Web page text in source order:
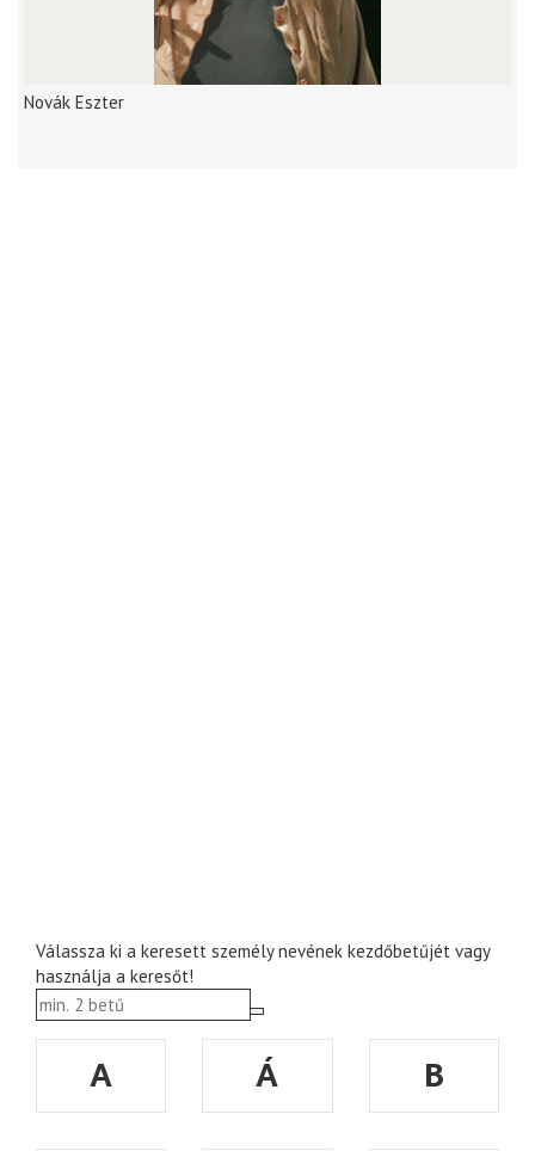
Novák Eszter
Válassza ki a keresett személy nevének kezdőbetűjét vagy
használja a keresőt!
A Á B